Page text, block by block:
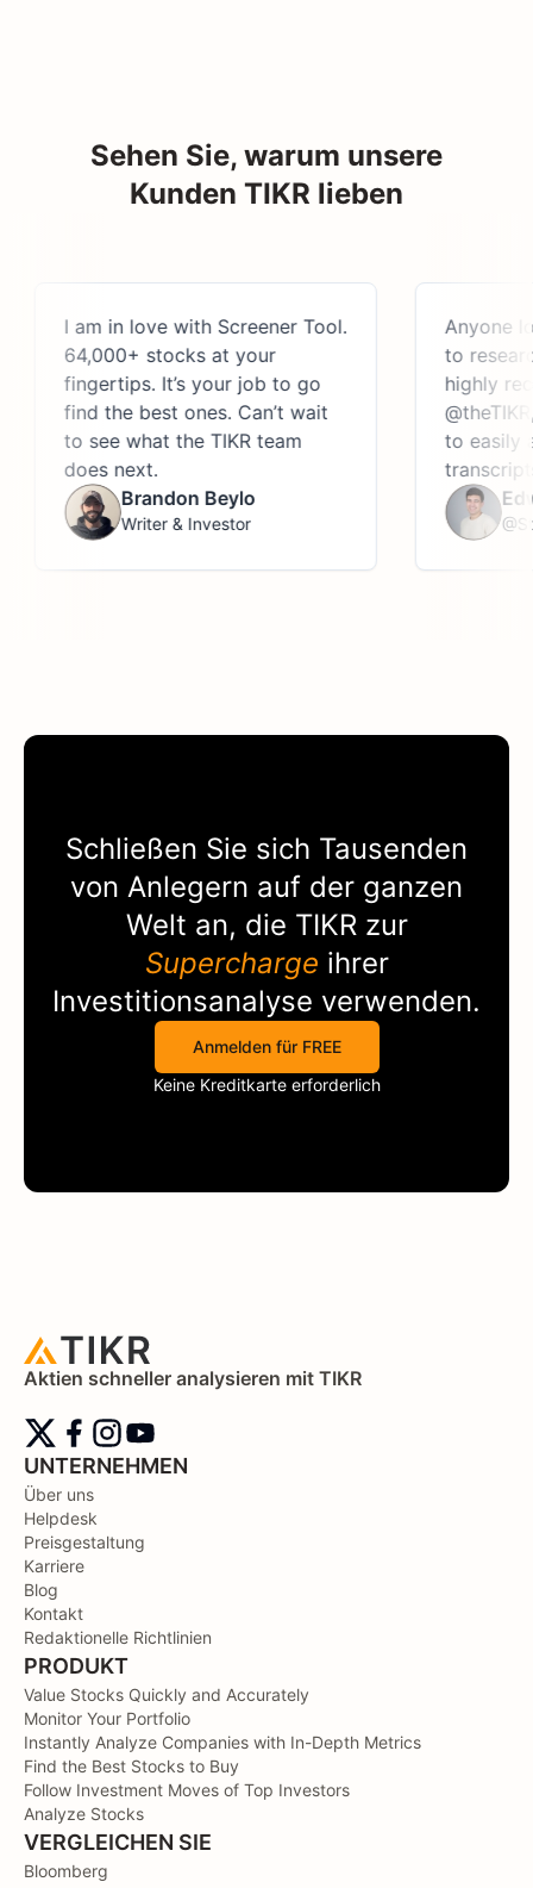
Sehen Sie, warum unsere
Kunden TIKR lieben
I am in love with Screener Tool.
64,000+ stocks at your
fingertips. It’s your job to go
find the best ones. Can’t wait
to see what the TIKR team
does next.
Brandon Beylo
Writer & Investor
Anyone
to research
highly
@theTIKR,
to easily
transcripts,
Edwin
Schließen Sie sich Tausenden
von Anlegern auf der ganzen
Welt an, die TIKRzur
Supercharge ihrer
Investitionsanalyse verwenden.
Anmelden für FREE
Keine Kreditkarte erforderlich
Aktien schneller analysieren mit TIKR
UNTERNEHMEN
Über uns
Helpdesk
Preisgestaltung
Karriere
Blog
Kontakt
Redaktionelle Richtlinien
PRODUKT
Value Stocks Quickly and Accurately
Monitor Your Portfolio
Instantly Analyze Companies with In-Depth Metrics
Find the Best Stocks to Buy
Follow Investment Moves of Top Investors
Analyze Stocks
VERGLEICHEN SIE
Bloomberg